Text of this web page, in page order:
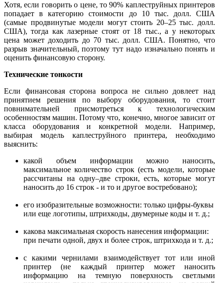
Хотя, если говорить о цене, то 90% каплеструйных принтеров
попадает в категорию стоимости до 10 тыс. долл. США
(самые продвинутые модели могут стоить 20–25 тыс. долл.
США), тогда как лазерные стоят от 18 тыс., а у некоторых
цена может доходить до 70 тыс. долл. США. Понятно, что
разрыв значительный, поэтому тут надо изначально понять и
оценить финансовую сторону.
Технические тонкости
Если финансовая сторона вопроса не сильно довлеет над
принятием решения по выбору оборудования, то стоит
повнимательней присмотреться к технологическим
особенностям машин. Потому что, конечно, многое зависит от
класса оборудования и конкретной модели. Например,
выбирая модель каплеструйного принтера, необходимо
выяснить:
какой объем информации можно наносить,
максимальное количество строк (есть модели, которые
рассчитаны на одну–две строки, есть, которые могут
наносить до 16 строк - и то и другое востребовано);
его изобразительные возможности: только цифры-буквы
или еще логотипы, штрихкоды, двумерные коды и т. д.;
какова максимальная скорость нанесения информации:
при печати одной, двух и более строк, штрихкода и т. д.;
с какими чернилами взаимодействует тот или иной
принтер (не каждый принтер может наносить
информацию на темную поверхность светлыми